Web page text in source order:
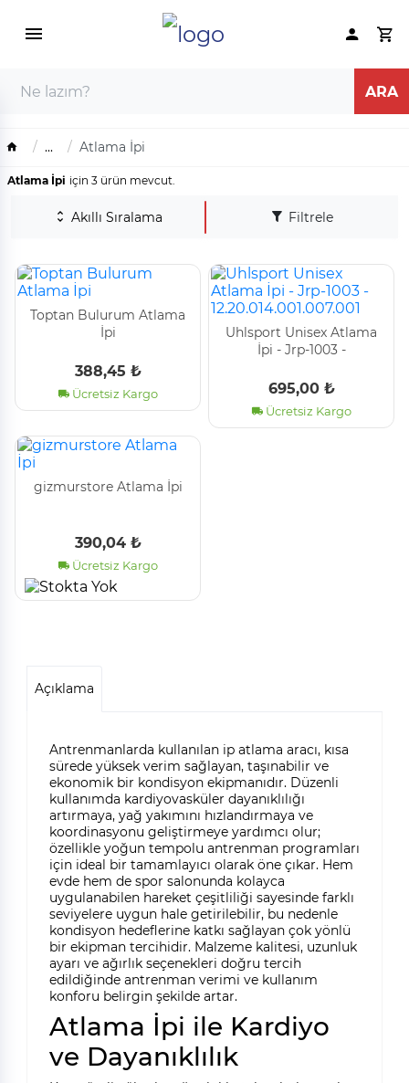
... Atlama İpi
Atlama İpi için 3 ürün mevcut.
Akıllı Sıralama Filtrele
Toptan Bulurum Atlama
İpi
388,45 ₺
Ücretsiz Kargo
Uhlsport Uni̇sex Atlama
İpi̇ - Jrp-1003 -
695,00 ₺
Ücretsiz Kargo
gizmurstore Atlama İpi
390,04 ₺
Ücretsiz Kargo
Açıklama
Antrenmanlarda kullanılan ip atlama aracı, kısa
sürede yüksek verim sağlayan, taşınabilir ve
ekonomik bir kondisyon ekipmanıdır. Düzenli
kullanımda kardiyovasküler dayanıklılığı
artırmaya, yağ yakımını hızlandırmaya ve
koordinasyonu geliştirmeye yardımcı olur;
özellikle yoğun tempolu antrenman programları
için ideal bir tamamlayıcı olarak öne çıkar. Hem
evde hem de spor salonunda kolayca
uygulanabilen hareket çeşitliliği sayesinde farklı
seviyelere uygun hale getirilebilir, bu nedenle
kondisyon hedeflerine katkı sağlayan çok yönlü
bir ekipman tercihidir. Malzeme kalitesi, uzunluk
ayarı ve ağırlık seçenekleri doğru tercih
edildiğinde antrenman verimi ve kullanım
konforu belirgin şekilde artar.
Atlama İpi ile Kardiyo
ve Dayanıklılık